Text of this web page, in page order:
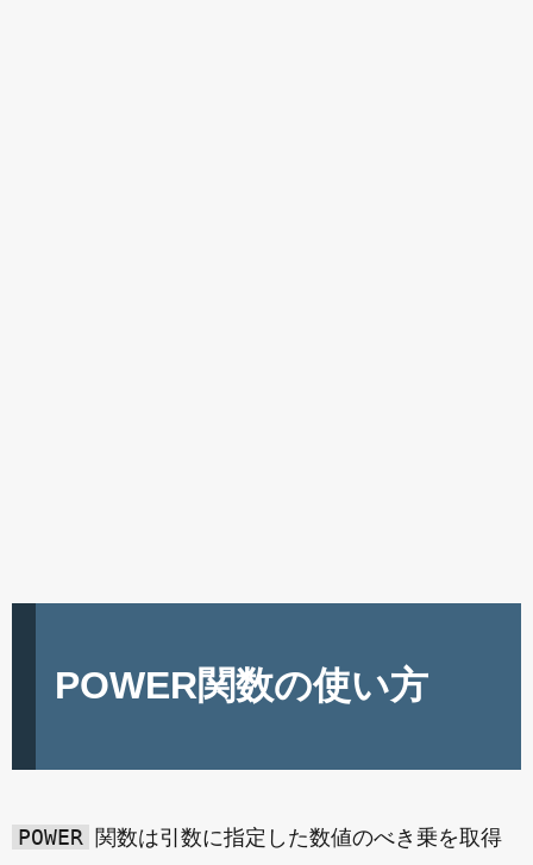
POWER関数の使い方
POWER
関数は引数に指定した数値のべき乗を取得